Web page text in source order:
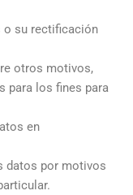
o su rectificación
otros motivos,
para los fines para
en
datos por motivos